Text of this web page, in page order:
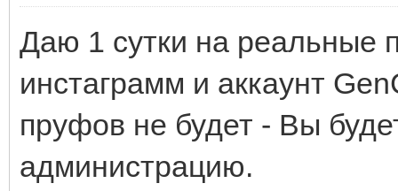
Даю 1 сутки на реальные
инстаграмм и аккаунт
пруфов не будет - Вы
администрацию.